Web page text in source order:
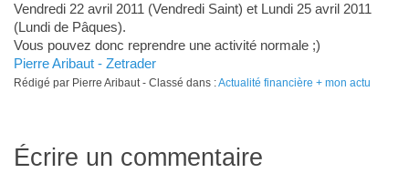
Vendredi 22 avril 2011 (Vendredi Saint) et Lundi 25 avril 2011
(Lundi de Pâques).
Vous pouvez donc reprendre une activité normale ;)
Pierre Aribaut - Zetrader
Rédigé par Pierre Aribaut - Classé dans :Actualité financière + mon actu
Écrire un commentaire